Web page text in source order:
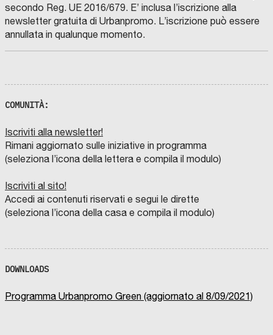
secondo Reg. UE 2016/679. E’ inclusa l’iscrizione alla
newsletter gratuita di Urbanpromo. L’iscrizione può essere
annullata in qualunque momento.
COMUNITÀ:
Iscriviti alla newsletter!
Rimani aggiornato sulle iniziative in programma
(seleziona l’icona della lettera e compila il modulo)
Iscriviti al sito!
Accedi ai contenuti riservati e segui le dirette
(seleziona l’icona della casa e compila il modulo)
DOWNLOADS
Programma Urbanpromo Green (aggiornato al 8/09/2021)